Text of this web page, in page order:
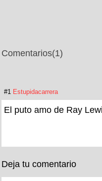
Comentarios(1)
#1 Estupidacarrera
El puto amo de Ray
Deja tu comentario